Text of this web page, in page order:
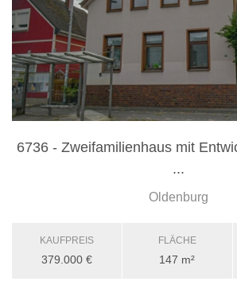
6736 - Zweifamilienhaus mit
...
Oldenburg
KAUFPREIS
379.000 €
FLÄCHE
147 m²